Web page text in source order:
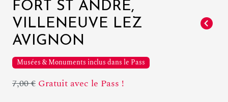
FORT ST ANDRÉ,
VILLENEUVE LEZ
AVIGNON
Musées & Monuments inclus dans le Pass
7,00 € Gratuit avec le Pass !